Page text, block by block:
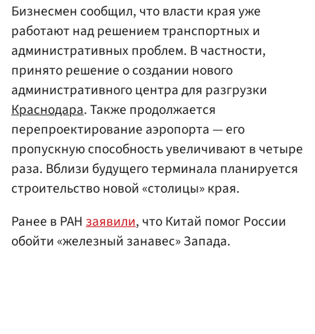
Бизнесмен сообщил, что власти края уже
работают над решением транспортных и
административных проблем. В частности,
принято решение о создании нового
административного центра для разгрузки
Краснодара. Также продолжается
перепроектирование аэропорта — его
пропускную способность увеличивают в четыре
раза. Вблизи будущего терминала планируется
строительство новой «столицы» края.
Ранее в РАН заявили, что Китай помог России
обойти «железный занавес» Запада.